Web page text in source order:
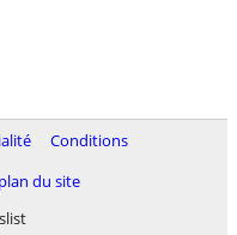
Conditions
plan du site